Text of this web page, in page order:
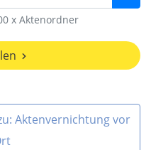
x Aktenordner
Aktenvernichtung vor